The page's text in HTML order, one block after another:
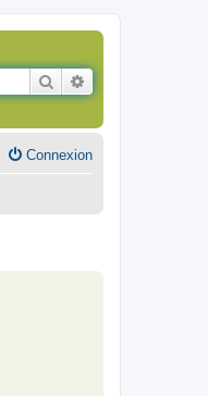
Rechercher
Connexion